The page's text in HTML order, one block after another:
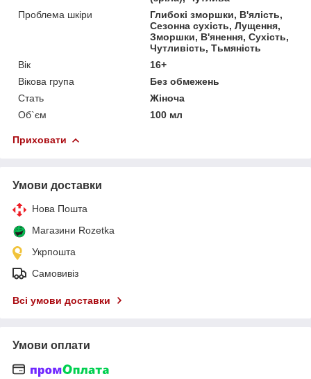
Проблема шкіри
Глибокі зморшки, В'ялість,
Сезонна сухість, Лущення,
Зморшки, В'янення, Сухість,
Чутливість, Тьмяність
Вік
16+
Вікова група
Без обмежень
Стать
Жіноча
Об`єм
100 мл
Приховати
Умови доставки
Нова Пошта
Магазини Rozetka
Укрпошта
Самовивіз
Всі умови доставки
Умови оплати